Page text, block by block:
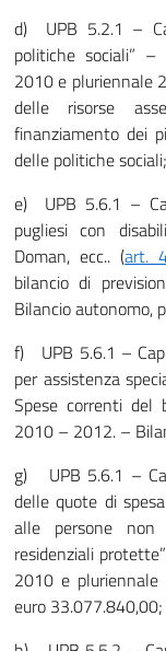
d) UPB 5.2.1 –
politiche sociali”
2010 e pluriennale
delle risorse
finanziamento dei
delle politiche sociali;
e) UPB 5.6.1 –
pugliesi con
Doman, ecc.. (art.
bilancio di
Bilancio autonomo,
f) UPB 5.6.1 –
per assistenza
Spese correnti del
2010 – 2012. –
g) UPB 5.6.1 –
delle quote di
alle persone non
residenziali
2010 e
euro 33.077.840,00;